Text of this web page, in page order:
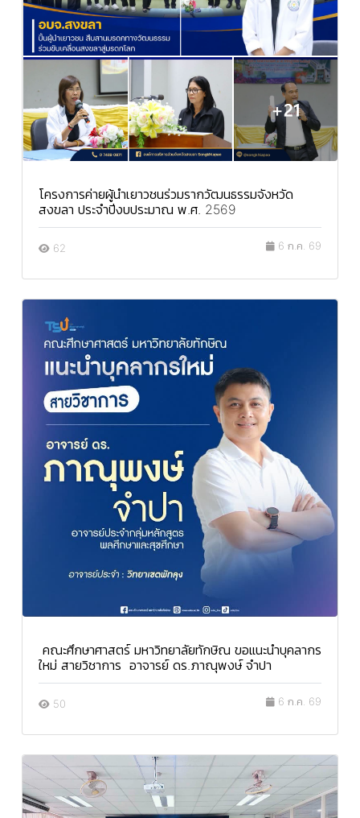
โครงการค่ายผู้นำเยาวชนร่วมรากวัฒนธรรมจังหวัด
สงขลา ประจำปีงบประมาณ พ.ศ. 2569
62 6 ก.ค. 69
คณะศึกษาศาสตร์ มหาวิทยาลัยทักษิณ ขอแนะนำบุคลากร
ใหม่ สายวิชาการ อาจารย์ ดร.ภาณุพงษ์ จำปา
50 6 ก.ค. 69